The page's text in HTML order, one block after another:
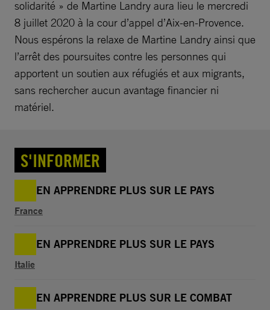
solidarité » de Martine Landry aura lieu le mercredi
8 juillet 2020 à la cour d’appel d’Aix-en-Provence.
Nous espérons la relaxe de Martine Landry ainsi que
l’arrêt des poursuites contre les personnes qui
apportent un soutien aux réfugiés et aux migrants,
sans rechercher aucun avantage financier ni
matériel.
S'INFORMER
EN APPRENDRE PLUS SUR LE PAYS
France
EN APPRENDRE PLUS SUR LE PAYS
Italie
EN APPRENDRE PLUS SUR LE COMBAT